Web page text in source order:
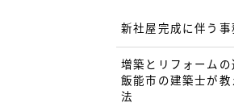
新社屋完成に伴う
増築とリフォーム
飯能市の建築士が
法